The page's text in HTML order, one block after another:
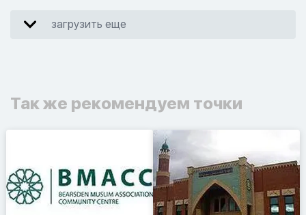
загрузить еще
Так же рекомендуем точки